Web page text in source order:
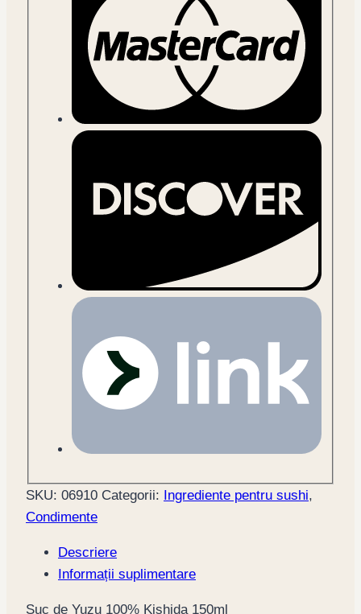
SKU: 06910 Categorii: Ingrediente pentru sushi,
Condimente
Descriere
Informații suplimentare
Suc de Yuzu 100% Kishida 150ml